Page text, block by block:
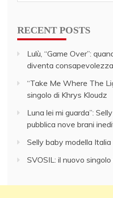
for:
RECENT POSTS
Lulù, “Game Over”:
diventa consapevolezza
“Take Me Where The
singolo di Khrys Kloudz
Luna lei mi guarda”:
pubblica nove brani
Selly baby modella Italia
SVOSIL: il nuovo singolo